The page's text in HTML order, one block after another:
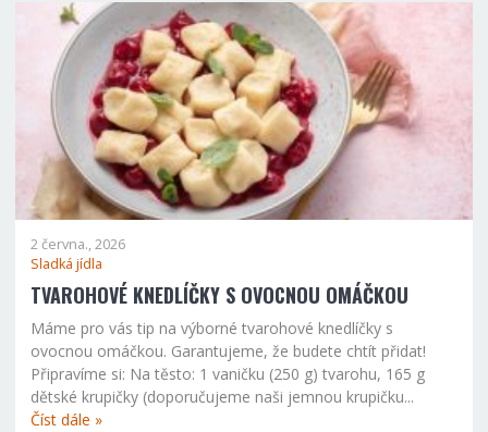
2 června., 2026
Sladká jídla
TVAROHOVÉ KNEDLÍČKY S OVOCNOU OMÁČKOU
Máme pro vás tip na výborné tvarohové knedlíčky s
ovocnou omáčkou. Garantujeme, že budete chtít přidat!
Připravíme si: Na těsto: 1 vaničku (250 g) tvarohu, 165 g
dětské krupičky (doporučujeme naši jemnou krupičku...
Číst dále »